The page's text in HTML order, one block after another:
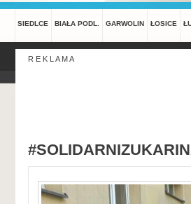
SIEDLCE BIAŁA PODL. GARWOLIN ŁOSICE
R E K L A M A